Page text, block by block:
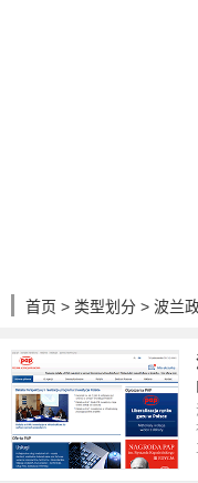
首页 > 类型划分 > 波兰